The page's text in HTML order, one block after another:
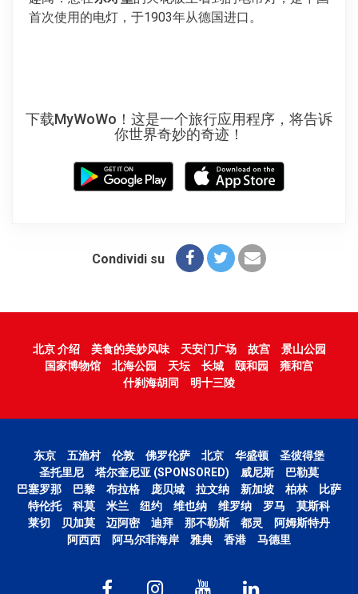
首次使用的电灯，于1903年从德国进口。
下载MyWoWo！这是一个旅行应用程序，将告诉
你世界奇妙的奇迹！
Condividi su
北京 介绍 美食的美妙风味 天安门广场 故宫
景山公园
国家博物馆
北海公园 天坛 长城 颐和园
雍和宫
什刹海胡同
明十三陵
东京 五渔村 伦敦 佛罗伦萨 北京 华盛顿
圣彼得堡
圣托里尼
塔尔奎尼亚 (SPONSORED) 威尼斯
巴勒莫
巴塞罗那
巴黎 布拉格 庞贝城 拉文纳 新加坡 柏林
比萨
特伦托
科莫 米兰 纽约 维也纳 维罗纳 罗马
莫斯科
莱切
贝加莫 迈阿密 迪拜 那不勒斯 都灵
阿姆斯特丹
阿西西
阿马尔菲海岸 雅典 香港 马德里